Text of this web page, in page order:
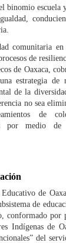
binomio escuela
comunitaria en
de
de Oaxaca,
estrategia de
de la
no sea
de
por medio
de
de
conformado por
Indígenas de
del